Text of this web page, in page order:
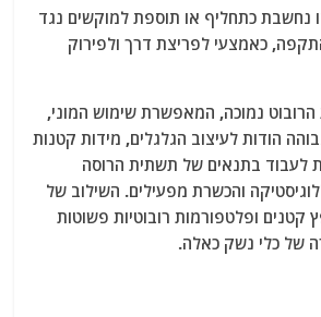
נחשבת כתחליף או תוספת למוקשים נגד
כאמצעי לפריצת דרך ולפירוק
הרובוט נמוכה, המאפשרת שימוש המוני,
הודות לעיצוב הגלגלים, מידות קטנות
לעבוד בתנאים של תשתית הרוסה
והכשרת מפעילים. השילוב של
קטנים ופלטפורמות רובוטיות פשוטות
של כלי נשק כאלה.